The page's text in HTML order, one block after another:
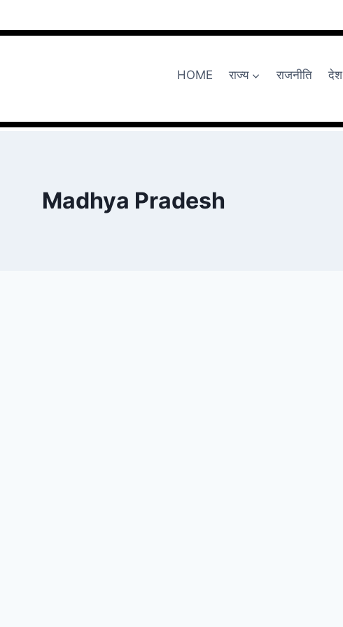
HOME राज्य राजनीति देश
Madhya Pradesh